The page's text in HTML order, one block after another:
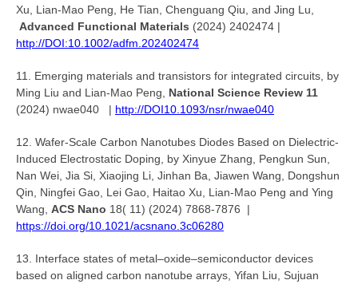
Xu, Lian-Mao Peng, He Tian, Chenguang Qiu, and Jing Lu,
Advanced Functional Materials (2024) 2402474 |
http://DOI:10.1002/adfm.202402474
11. Emerging materials and transistors for integrated circuits, by
Ming Liu and Lian-Mao Peng, National Science Review 11
(2024) nwae040 | http://DOI10.1093/nsr/nwae040
12. Wafer-Scale Carbon Nanotubes Diodes Based on Dielectric-
Induced Electrostatic Doping, by Xinyue Zhang, Pengkun Sun,
Nan Wei, Jia Si, Xiaojing Li, Jinhan Ba, Jiawen Wang, Dongshun
Qin, Ningfei Gao, Lei Gao, Haitao Xu, Lian-Mao Peng and Ying
Wang, ACS Nano 18( 11) (2024) 7868-7876 |
https://doi.org/10.1021/acsnano.3c06280
13. Interface states of metal‒oxide‒semiconductor devices
based on aligned carbon nanotube arrays, Yifan Liu, Sujuan